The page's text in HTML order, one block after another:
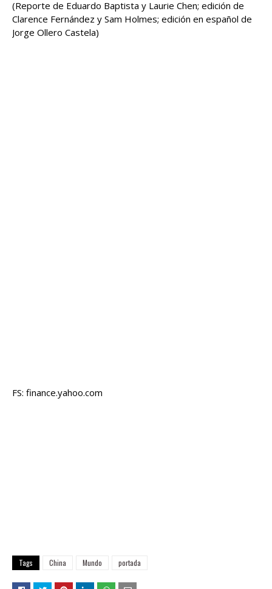
(Reporte de Eduardo Baptista y ​Laurie Chen; edición de
Clarence Fernández y Sam Holmes; edición en español de
Jorge Ollero Castela)
FS: finance.yahoo.com
Tags China Mundo portada